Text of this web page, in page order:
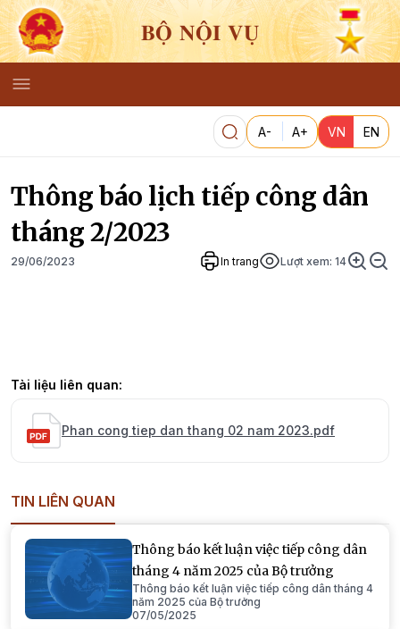
BỘ NỘI VỤ
A- A+ VN EN
Thông báo lịch tiếp công dân
tháng 2/2023
29/06/2023 In trang Lượt xem: 14
Tài liệu liên quan:
Phan cong tiep dan thang 02 nam 2023.pdf
TIN LIÊN QUAN
Thông báo kết luận việc tiếp công dân
tháng 4 năm 2025 của Bộ trưởng
Thông báo kết luận việc tiếp công dân tháng 4
năm 2025 của Bộ trưởng
07/05/2025